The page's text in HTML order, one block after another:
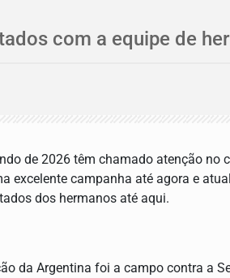
com a equipe de
de 2026 têm chamado atenção no
excelente campanha até agora e
dos hermanos até aqui.
da Argentina foi a campo contra a